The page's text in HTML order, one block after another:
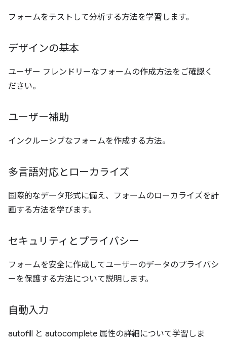
フォームをテストして分析する方法を学習します。
デザインの基本
ユーザー フレンドリーなフォームの作成方法をご確認く
ださい。
ユーザー補助
インクルーシブなフォームを作成する方法。
多言語対応とローカライズ
国際的なデータ形式に備え、フォームのローカライズを計
画する方法を学びます。
セキュリティとプライバシー
フォームを安全に作成してユーザーのデータのプライバシ
ーを保護する方法について説明します。
自動入力
autofill と autocomplete 属性の詳細について学習しま